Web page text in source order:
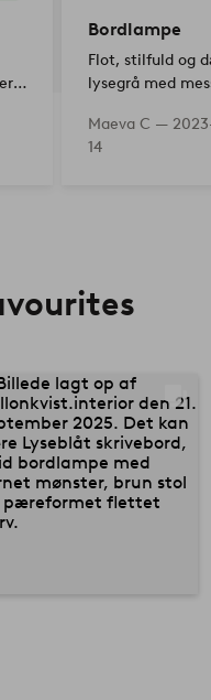
Bordlampe
Flot, stilfuld og
lysegrå med
sengen!
Maeva C —
14